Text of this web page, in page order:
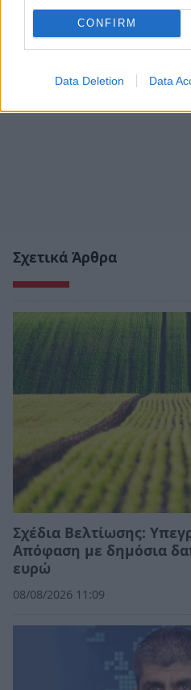
CONFIRM
Data Deletion Data
Σχετικά Άρθρα
Σχέδια Βελτίωσης:
Απόφαση με δημόσια
ευρώ
08/08/2026 11:09